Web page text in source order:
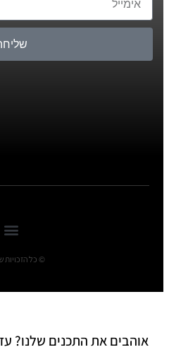
שליחה
© כל הזכויות
אוהבים את התכנים שלנו?